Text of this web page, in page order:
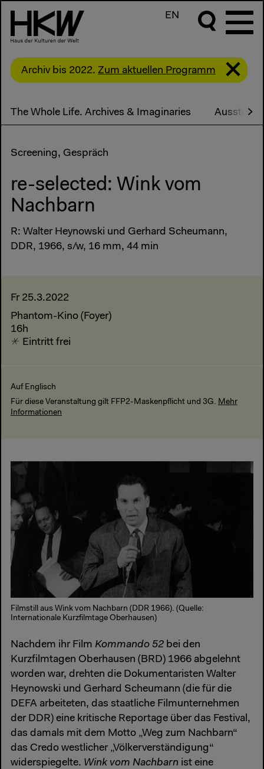
EN
Archiv bis 2022. Zum aktuellen Programm
The Whole Life. Archives & Imaginaries
Screening, Gespräch
re-selected: Wink vom
Nachbarn
R: Walter Heynowski und Gerhard Scheumann,
DDR, 1966, s/w, 16 mm, 44 min
Fr 25.3.2022
Phantom-Kino (Foyer)
16h
Eintritt frei
Auf Englisch
Für diese Veranstaltung gilt FFP2-Maskenpflicht und 3G. Mehr
Informationen
Filmstill aus Wink vom Nachbarn (DDR 1966). (Quelle:
Internationale Kurzfilmtage Oberhausen)
Nachdem ihr Film Kommando 52 bei den
Kurzfilmtagen Oberhausen (BRD) 1966 abgelehnt
worden war, drehten die Dokumentaristen Walter
Heynowski und Gerhard Scheumann (die für die
DEFA arbeiteten, das staatliche Filmunternehmen
der DDR) eine kritische Reportage über das Festival,
das damals mit dem Motto „Weg zum Nachbarn“
das Credo westlicher „Völkerverständigung“
widerspiegelte. Wink vom Nachbarn ist eine